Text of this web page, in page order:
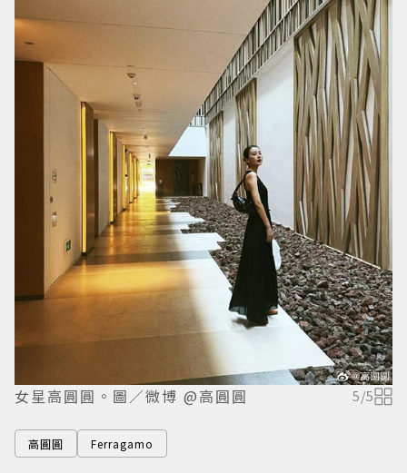
女星高圓圓。圖／微博 @高圓圓 5/5
高圓圓 Ferragamo